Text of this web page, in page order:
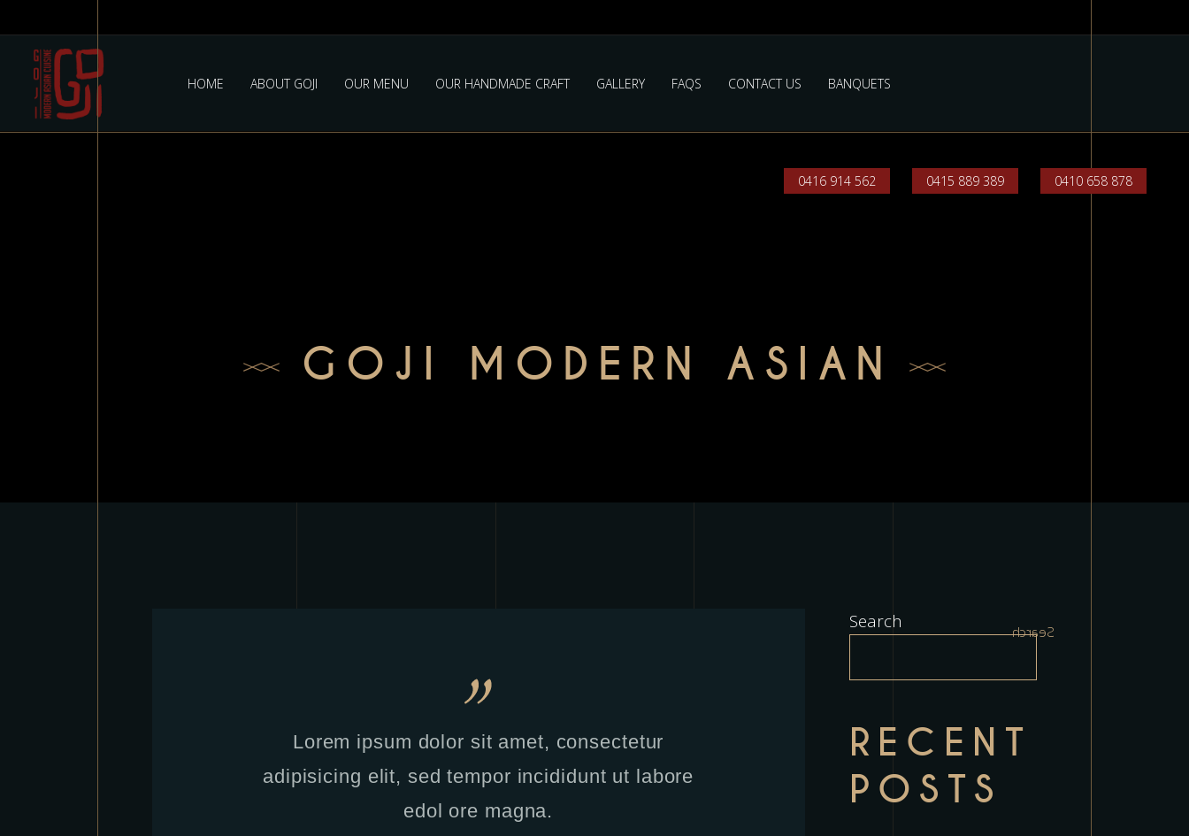
HOME ABOUT GOJI OUR MENU OUR HANDMADE CRAFT GALLERY FAQS CONTACT US BANQUETS
0416 914 562 0415 889 389 0410 658 878
GOJI MODERN ASIAN
Lorem ipsum dolor sit amet, consectetur
adipisicing elit, sed tempor incididunt ut labore
edol ore magna.
Search Search
RECENT
POSTS